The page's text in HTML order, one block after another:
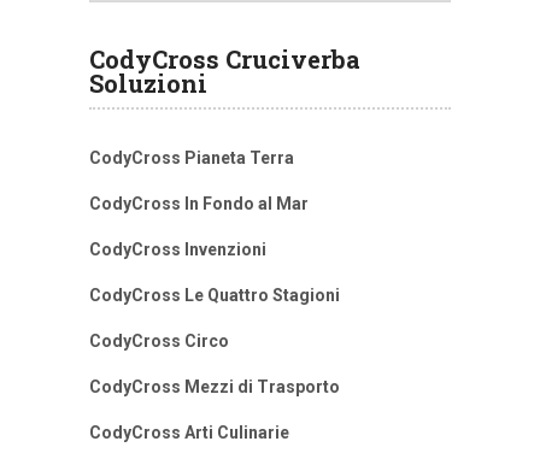
CodyCross Cruciverba
Soluzioni
CodyCross Pianeta Terra
CodyCross In Fondo al Mar
CodyCross Invenzioni
CodyCross Le Quattro Stagioni
CodyCross Circo
CodyCross Mezzi di Trasporto
CodyCross Arti Culinarie